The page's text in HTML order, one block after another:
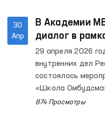
30
Апр
В Академии
диалог в
Омбудсмана»
29 апреля 2026
внутренних дел
состоялось
«Школа
представители
874 Просмотры